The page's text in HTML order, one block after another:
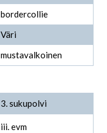
bordercollie
Väri
mustavalkoinen
3. sukupolvi
iii. evm